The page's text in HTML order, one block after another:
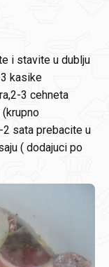
i stavite u dublju
kasike
3 cehneta
2 sata prebacite u
( dodajuci po